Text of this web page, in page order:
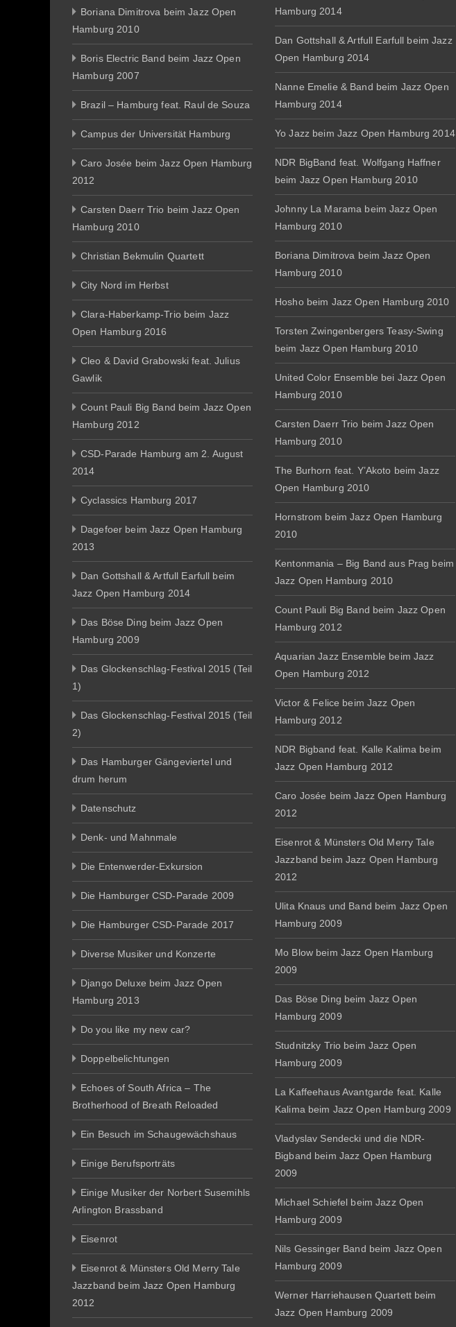
Boriana Dimitrova beim Jazz Open
Hamburg 2010
Boris Electric Band beim Jazz Open
Hamburg 2007
Brazil – Hamburg feat. Raul de Souza
Campus der Universität Hamburg
Caro Josée beim Jazz Open Hamburg
2012
Carsten Daerr Trio beim Jazz Open
Hamburg 2010
Christian Bekmulin Quartett
City Nord im Herbst
Clara-Haberkamp-Trio beim Jazz
Open Hamburg 2016
Cleo & David Grabowski feat. Julius
Gawlik
Count Pauli Big Band beim Jazz Open
Hamburg 2012
CSD-Parade Hamburg am 2. August
2014
Cyclassics Hamburg 2017
Dagefoer beim Jazz Open Hamburg
2013
Dan Gottshall & Artfull Earfull beim
Jazz Open Hamburg 2014
Das Böse Ding beim Jazz Open
Hamburg 2009
Das Glockenschlag-Festival 2015 (Teil
1)
Das Glockenschlag-Festival 2015 (Teil
2)
Das Hamburger Gängeviertel und
drum herum
Datenschutz
Denk- und Mahnmale
Die Entenwerder-Exkursion
Die Hamburger CSD-Parade 2009
Die Hamburger CSD-Parade 2017
Diverse Musiker und Konzerte
Django Deluxe beim Jazz Open
Hamburg 2013
Do you like my new car?
Doppelbelichtungen
Echoes of South Africa – The
Brotherhood of Breath Reloaded
Ein Besuch im Schaugewächshaus
Einige Berufsporträts
Einige Musiker der Norbert Susemihls
Arlington Brassband
Eisenrot
Eisenrot & Münsters Old Merry Tale
Jazzband beim Jazz Open Hamburg
2012
Hamburg 2014
Dan Gottshall & Artfull Earfull beim Jazz
Open Hamburg 2014
Nanne Emelie & Band beim Jazz Open
Hamburg 2014
Yo Jazz beim Jazz Open Hamburg 2014
NDR BigBand feat. Wolfgang Haffner
beim Jazz Open Hamburg 2010
Johnny La Marama beim Jazz Open
Hamburg 2010
Boriana Dimitrova beim Jazz Open
Hamburg 2010
Hosho beim Jazz Open Hamburg 2010
Torsten Zwingenbergers Teasy-Swing
beim Jazz Open Hamburg 2010
United Color Ensemble bei Jazz Open
Hamburg 2010
Carsten Daerr Trio beim Jazz Open
Hamburg 2010
The Burhorn feat. Y’Akoto beim Jazz
Open Hamburg 2010
Hornstrom beim Jazz Open Hamburg
2010
Kentonmania – Big Band aus Prag beim
Jazz Open Hamburg 2010
Count Pauli Big Band beim Jazz Open
Hamburg 2012
Aquarian Jazz Ensemble beim Jazz
Open Hamburg 2012
Victor & Felice beim Jazz Open
Hamburg 2012
NDR Bigband feat. Kalle Kalima beim
Jazz Open Hamburg 2012
Caro Josée beim Jazz Open Hamburg
2012
Eisenrot & Münsters Old Merry Tale
Jazzband beim Jazz Open Hamburg
2012
Ulita Knaus und Band beim Jazz Open
Hamburg 2009
Mo Blow beim Jazz Open Hamburg
2009
Das Böse Ding beim Jazz Open
Hamburg 2009
Studnitzky Trio beim Jazz Open
Hamburg 2009
La Kaffeehaus Avantgarde feat. Kalle
Kalima beim Jazz Open Hamburg 2009
Vladyslav Sendecki und die NDR-
Bigband beim Jazz Open Hamburg
2009
Michael Schiefel beim Jazz Open
Hamburg 2009
Nils Gessinger Band beim Jazz Open
Hamburg 2009
Werner Harriehausen Quartett beim
Jazz Open Hamburg 2009